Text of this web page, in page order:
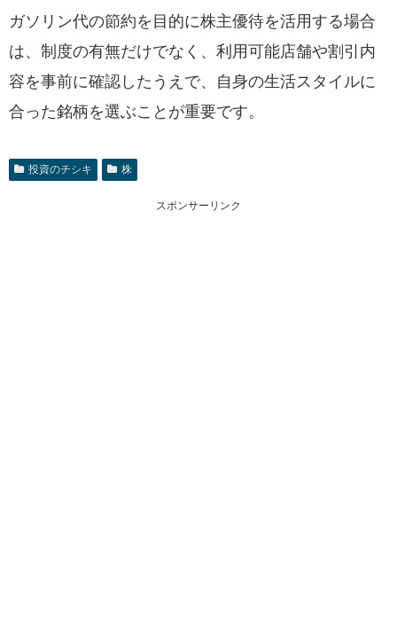
ガソリン代の節約を目的に株主優待を活用する場合
は、制度の有無だけでなく、利用可能店舗や割引内
容を事前に確認したうえで、自身の生活スタイルに
合った銘柄を選ぶことが重要です。
投資のチシキ 株
スポンサーリンク